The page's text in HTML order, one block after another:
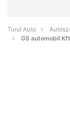
Turul Auto
GS automobil